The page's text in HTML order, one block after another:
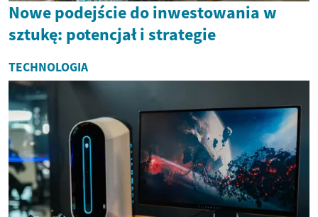
Nowe podejście do inwestowania w
sztukę: potencjał i strategie
TECHNOLOGIA